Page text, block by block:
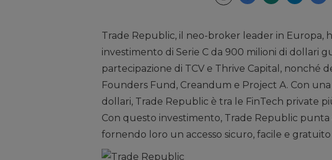
Trade Republic, il neo-broker leader in Europa,
investimento di Serie C da 900 milioni di dollari
partecipazione di TCV e Thrive Capital, nonché
Founders Fund, Creandum e Project A. Con
dollari, Trade Republic è tra le FinTech private
Con questo investimento, Trade Republic
fornendo loro un accesso sicuro, facile e